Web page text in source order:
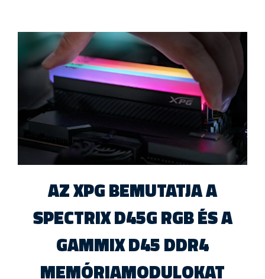
AZ XPG BEMUTATJA A
SPECTRIX D45G RGB ÉS A
GAMMIX D45 DDR4
MEMÓRIAMODULOKAT